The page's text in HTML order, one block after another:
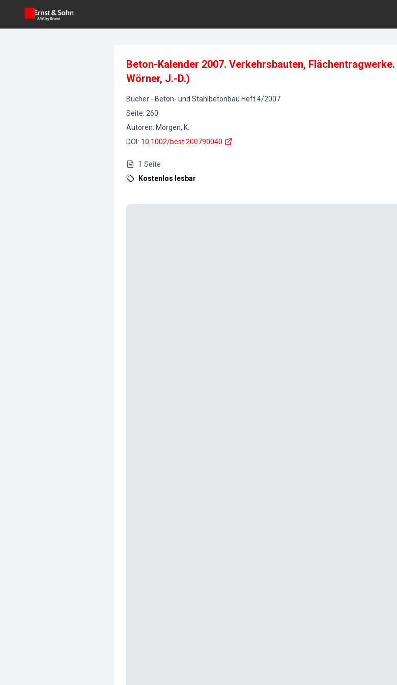
Beton-Kalender 2007. Verkehrsbauten,
Wörner, J.-D.)
Bücher - Beton- und Stahlbetonbau Heft4/2007
Seite: 260
Autoren: Morgen, K.
DOI : 10.1002/best.200790040
1 Seite
Kostenlos lesbar